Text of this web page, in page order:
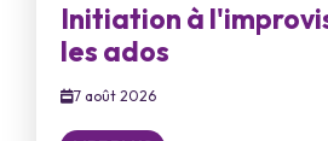
Initiation à
les ados
7 août 2026